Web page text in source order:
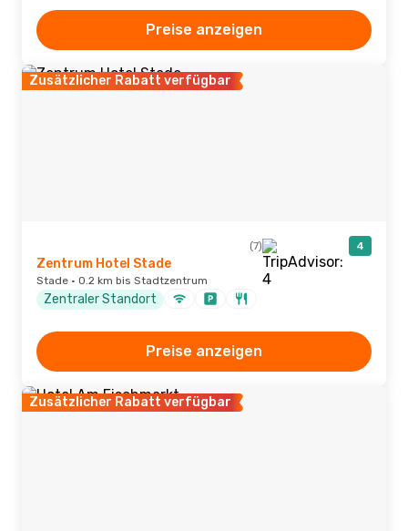
Preise anzeigen
Zusätzlicher Rabatt verfügbar
(7) 4
Zentrum Hotel Stade
Stade · 0.2 km bis Stadtzentrum
Zentraler Standort
Preise anzeigen
Zusätzlicher Rabatt verfügbar